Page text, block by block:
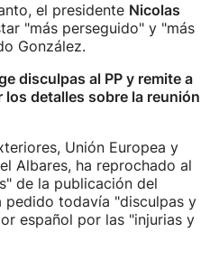
el presidente Nicolas
"más perseguido" y "más
González.
disculpas al PP y remite a
los detalles sobre la reunión
Unión Europea y
Albares, ha reprochado al
de la publicación del
pedido todavía "disculpas y
español por las "injurias y